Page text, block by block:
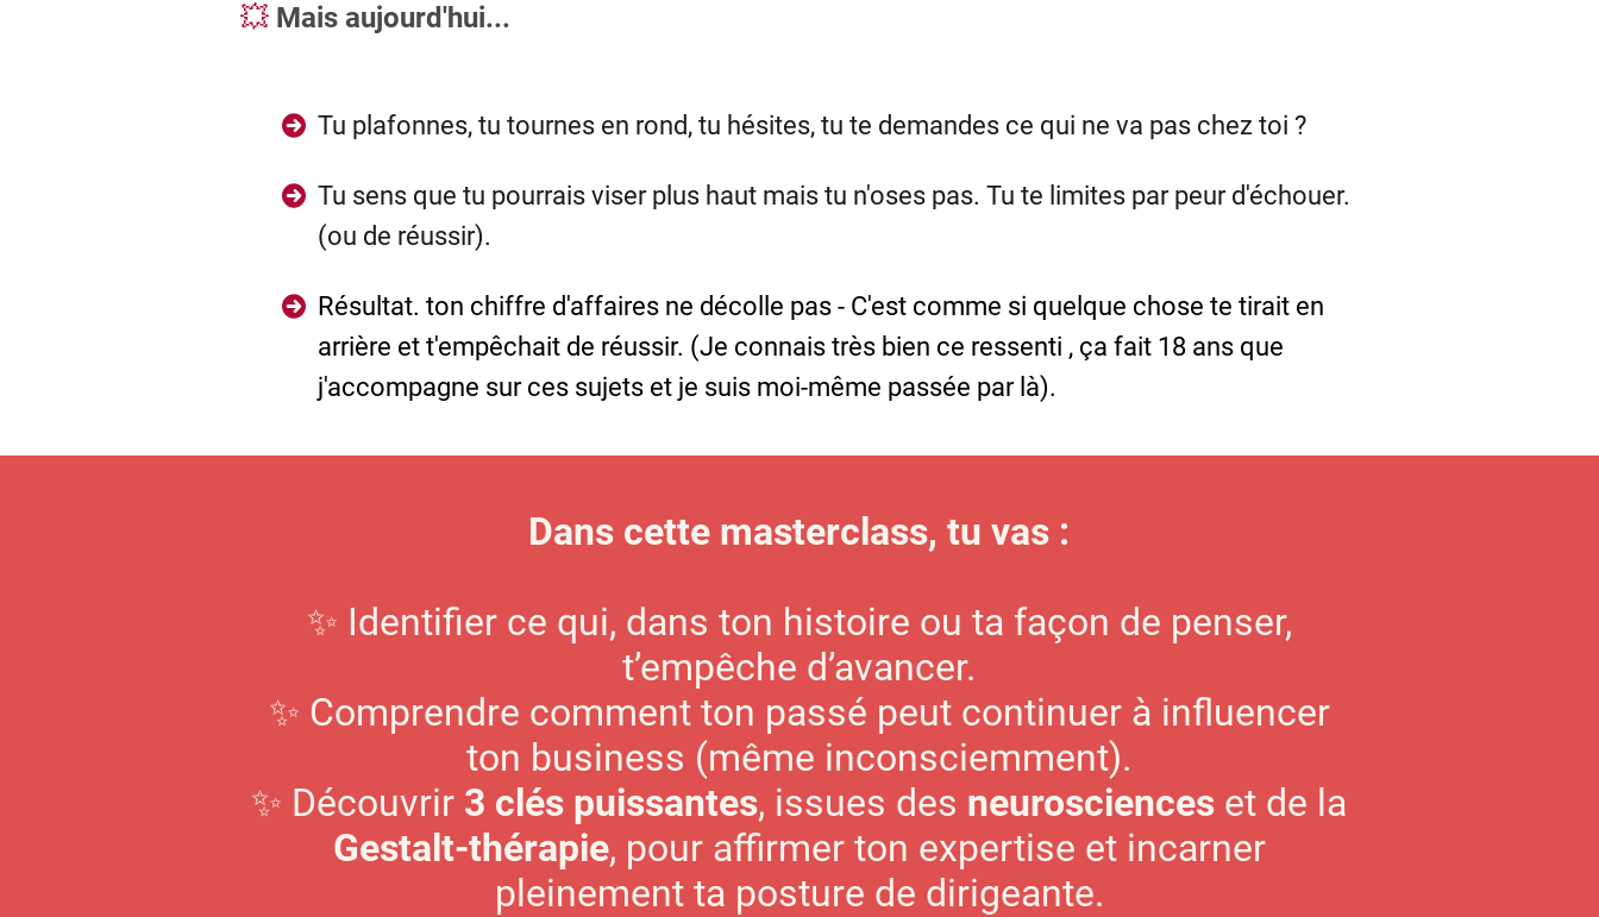
💥 Mais aujourd'hui...
Tu plafonnes, tu tournes en rond, tu hésites, tu te demandes ce qui ne va pas chez toi ?
Tu sens que tu pourrais viser plus haut mais tu n'oses pas. Tu te limites par peur d'échouer.
(ou de réussir).
Résultat. ton chiffre d'affaires ne décolle pas - C'est comme si quelque chose te tirait en
arrière et t'empêchait de réussir. (Je connais très bien ce ressenti , ça fait 18 ans que
j'accompagne sur ces sujets et je suis moi-même passée par là).
Dans cette masterclass, tu vas :
✨ Identifier ce qui, dans ton histoire ou ta façon de penser,
t’empêche d’avancer.
✨ Comprendre comment ton passé peut continuer à influencer
ton business (même inconsciemment).
✨ Découvrir 3 clés puissantes, issues des neurosciences et de la
Gestalt-thérapie, pour affirmer ton expertise et incarner
pleinement ta posture de dirigeante.